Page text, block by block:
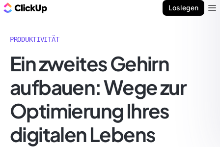
Loslegen
PRODUKTIVITÄT
Ein zweites Gehirn
aufbauen: Wege zur
Optimierung Ihres
digitalen Lebens